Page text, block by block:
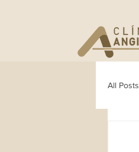
All Posts